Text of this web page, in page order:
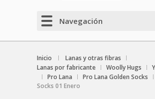
Navegación
Inicio
Lanas y otras fibras
Lanas por fabricante
Woolly Hugs
Pro Lana
Pro Lana Golden Socks
Socks 01 Enero